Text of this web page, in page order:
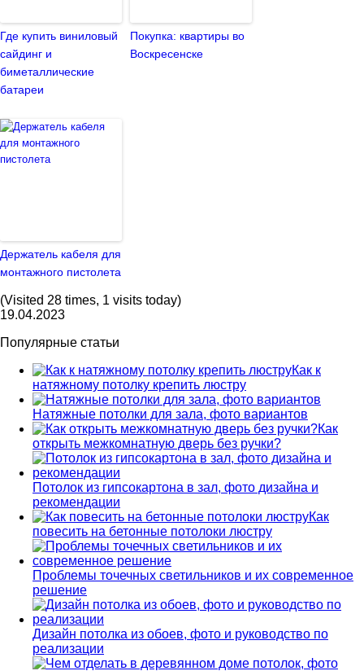
Где купить виниловый
сайдинг и
биметаллические
батареи
Покупка: квартиры во
Воскресенске
Держатель кабеля для
монтажного пистолета
(Visited 28 times, 1 visits today)
19.04.2023
Популярные статьи
Как к
натяжному потолку крепить люстру
Натяжные потолки для зала, фото вариантов
Как
открыть межкомнатную дверь без ручки?
Потолок из гипсокартона в зал, фото дизайна и
рекомендации
Как
повесить на бетонные потолоки люстру
Проблемы точечных светильников и их современное
решение
Дизайн потолка из обоев, фото и руководство по
реализации